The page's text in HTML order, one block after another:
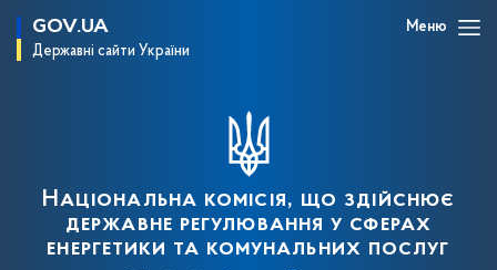
GOV.UA
Державні сайти України
Меню
Національна комісія, що здійснює
державне регулювання у сферах
енергетики та комунальних послуг